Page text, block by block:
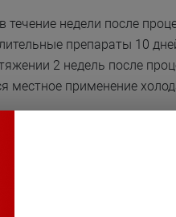
течение недели после
препараты 10
2 недель после
местное применение